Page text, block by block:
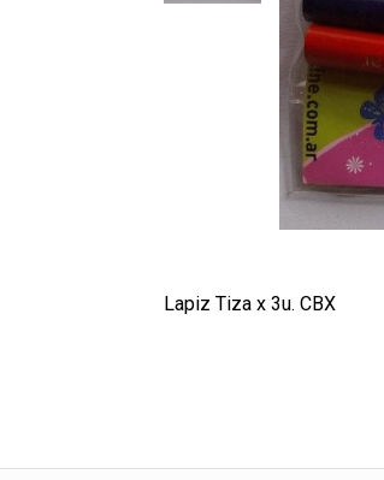
Lapiz Tiza x 3u. CBX